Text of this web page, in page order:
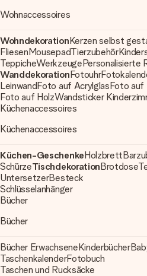
Wohnaccessoires
WohndekorationKerzen selbst
FliesenMousepadTierzubehör
TeppicheWerkzeugePersonalisierte
WanddekorationFotouhr
LeinwandFoto auf AcrylglasFoto auf
Foto auf HolzWandsticker
Küchenaccessoires
Küchenaccessoires
Küchen-GeschenkeHolzbrett
SchürzeTischdekorationBrotdose
UntersetzerBesteck
Schlüsselanhänger
Bücher
Bücher
Bücher ErwachseneKinderbücher
TaschenkalenderFotobuch
Taschen und Rucksäcke